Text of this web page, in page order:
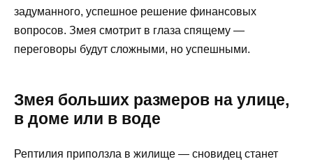
задуманного, успешное решение финансовых
вопросов. Змея смотрит в глаза спящему —
переговоры будут сложными, но успешными.
Змея больших размеров на улице,
в доме или в воде
Рептилия приползла в жилище — сновидец станет